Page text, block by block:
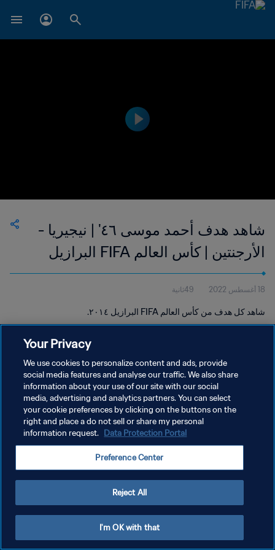
شاهد هدف أحمد موسى ٤٦' | نيجيريا -
الأرجنتين | كأس العالم FIFA البرازيل
٢٠١٤
18 أغسطس 2022 49ثانية
شاهد كل هدف من كأس العالم FIFA البرازيل ٢٠١٤.
سياسة الخصوصية
Your Privacy
We use cookies to personalize content and ads, provide
social media features and analyse our traffic. We also share
information about your use of our site with our social
media, advertising and analytics partners. You can select
your cookie preferences by clicking on the buttons on the
right and place a do not sell or share my personal
information request. Data Protection Portal
Preference Center
Reject All
I'm OK with that